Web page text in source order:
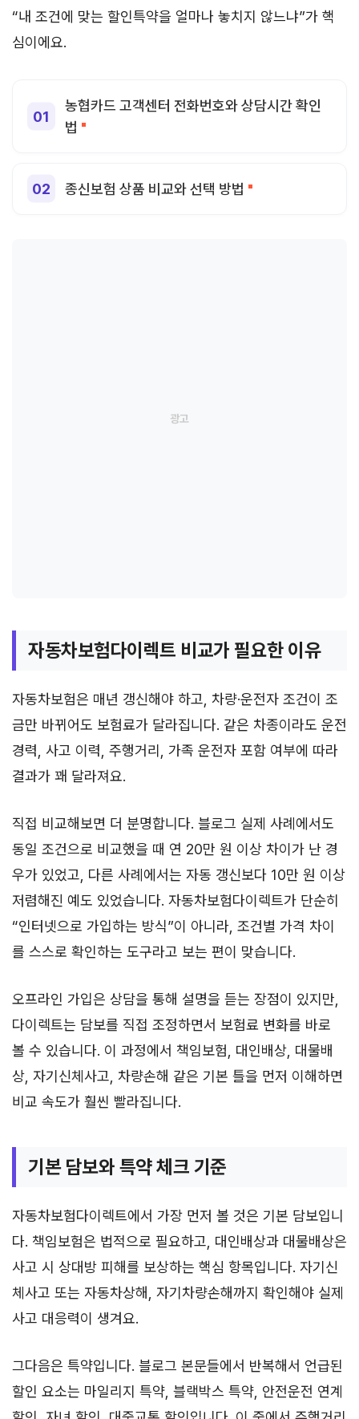
“내 조건에 맞는 할인특약을 얼마나 놓치지 않느냐”가 핵
심이에요.
농협카드 고객센터 전화번호와 상담시간 확인
법
종신보험 상품 비교와 선택 방법
자동차보험다이렉트 비교가 필요한 이유
자동차보험은 매년 갱신해야 하고, 차량·운전자 조건이 조
금만 바뀌어도 보험료가 달라집니다. 같은 차종이라도 운전
경력, 사고 이력, 주행거리, 가족 운전자 포함 여부에 따라
결과가 꽤 달라져요.
직접 비교해보면 더 분명합니다. 블로그 실제 사례에서도
동일 조건으로 비교했을 때 연 20만 원 이상 차이가 난 경
우가 있었고, 다른 사례에서는 자동 갱신보다 10만 원 이상
저렴해진 예도 있었습니다. 자동차보험다이렉트가 단순히
“인터넷으로 가입하는 방식”이 아니라, 조건별 가격 차이
를 스스로 확인하는 도구라고 보는 편이 맞습니다.
오프라인 가입은 상담을 통해 설명을 듣는 장점이 있지만,
다이렉트는 담보를 직접 조정하면서 보험료 변화를 바로
볼 수 있습니다. 이 과정에서 책임보험, 대인배상, 대물배
상, 자기신체사고, 차량손해 같은 기본 틀을 먼저 이해하면
비교 속도가 훨씬 빨라집니다.
기본 담보와 특약 체크 기준
자동차보험다이렉트에서 가장 먼저 볼 것은 기본 담보입니
다. 책임보험은 법적으로 필요하고, 대인배상과 대물배상은
사고 시 상대방 피해를 보상하는 핵심 항목입니다. 자기신
체사고 또는 자동차상해, 자기차량손해까지 확인해야 실제
사고 대응력이 생겨요.
그다음은 특약입니다. 블로그 본문들에서 반복해서 언급된
할인 요소는 마일리지 특약, 블랙박스 특약, 안전운전 연계